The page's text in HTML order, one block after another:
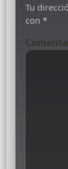
Tu
con *